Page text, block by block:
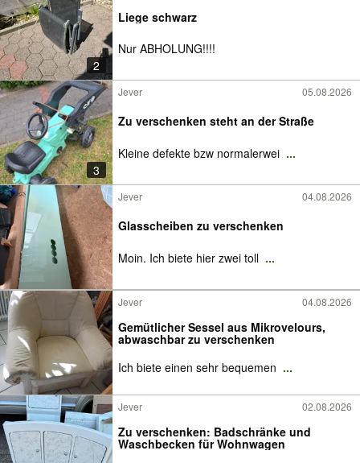
2
Liege schwarz
Nur ABHOLUNG!!!!
3
Jever 05.08.2026
Zu verschenken steht an der Straße
Kleine defekte bzw normalerwei ...
Jever 04.08.2026
Glasscheiben zu verschenken
Moin. Ich biete hier zwei toll ...
Jever 04.08.2026
Gemütlicher Sessel aus Mikrovelours,
abwaschbar zu verschenken
Ich biete einen sehr bequemen ...
Jever 02.08.2026
Zu verschenken: Badschränke und
Waschbecken für Wohnwagen